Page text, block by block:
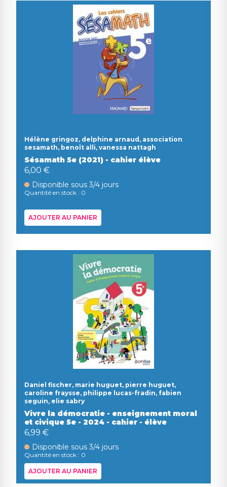
Hélène gringoz, delphine arnaud, association
sesamath, benoît alli, vanessa nattagh
Sésamath 5e (2021) - cahier élève
6,00 €
Disponible sous 3/4 jours
Quantité en stock : 0
AJOUTER AU PANIER
Daniel fischer, marie huguet, pierre huguet,
caroline fraysse, philippe lucas-fradin, fabien
seguin, elie sabry
Vivre la démocratie - enseignement moral
et civique 5e - 2024 - cahier - élève
6,99 €
Disponible sous 3/4 jours
Quantité en stock : 0
AJOUTER AU PANIER